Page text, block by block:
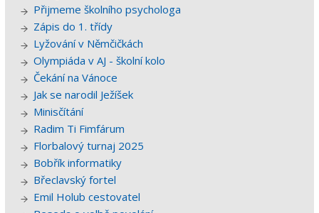
Přijmeme školního psychologa
Zápis do 1. třídy
Lyžování v Němčičkách
Olympiáda v AJ - školní kolo
Čekání na Vánoce
Jak se narodil Ježíšek
Minisčítání
Radim Ti Fimfárum
Florbalový turnaj 2025
Bobřík informatiky
Břeclavský fortel
Emil Holub cestovatel